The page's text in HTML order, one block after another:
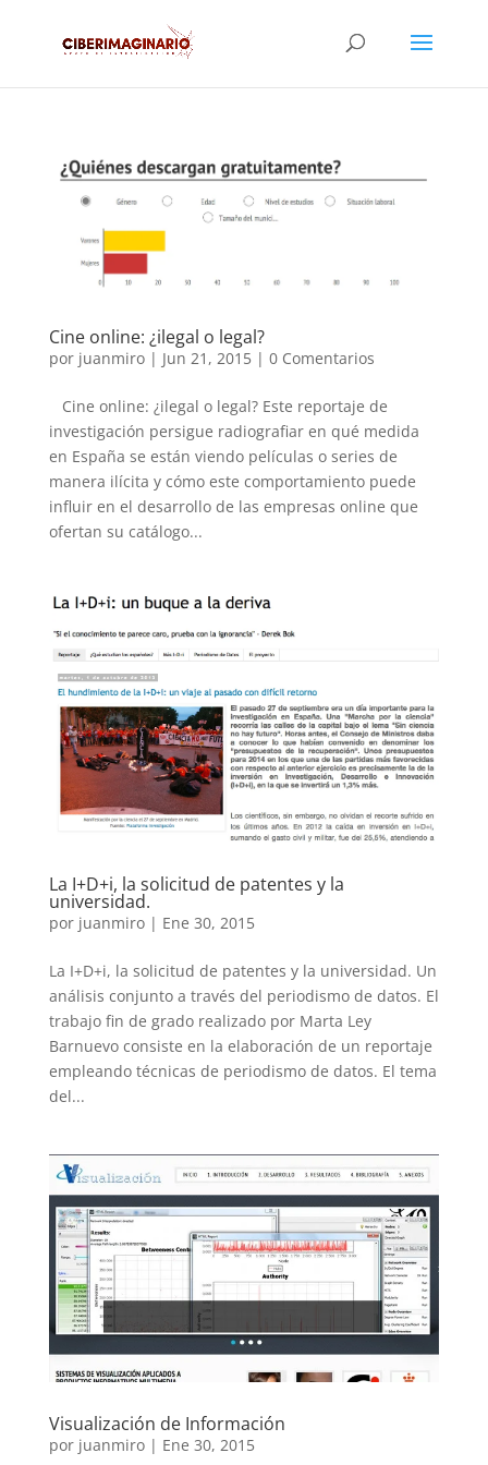
Cine online: ¿ilegal o legal?
por juanmiro| Jun 21, 2015| 0 Comentarios
Cine online: ¿ilegal o legal? Este reportaje de
investigación persigue radiografiar en qué medida
en España se están viendo películas o series de
manera ilícita y cómo este comportamiento puede
influir en el desarrollo de las empresas online que
ofertan su catálogo...
La I+D+i, la solicitud de patentes y la
universidad.
por juanmiro| Ene 30, 2015
La I+D+i, la solicitud de patentes y la universidad. Un
análisis conjunto a través del periodismo de datos. El
trabajo fin de grado realizado por Marta Ley
Barnuevo consiste en la elaboración de un reportaje
empleando técnicas de periodismo de datos. El tema
del...
Visualización de Información
por juanmiro| Ene 30, 2015